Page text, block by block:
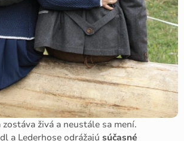
živá a neustále sa mení.
a Lederhose odrážajú súčasné